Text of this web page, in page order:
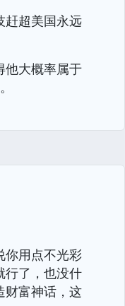
赶超美国永远
他大概率属于
你用点不光彩
行了，也没什
财富神话，这